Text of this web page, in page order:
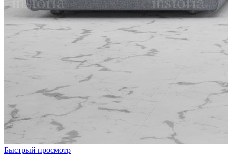
Быстрый просмотр